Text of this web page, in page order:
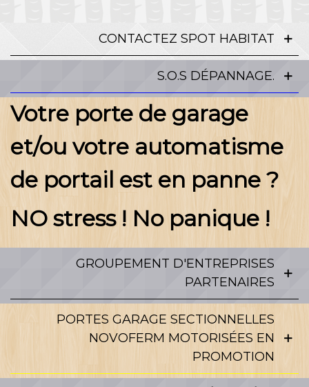
CONTACTEZ SPOT HABITAT
S.O.S DÉPANNAGE.
Votre porte de garage
et/ou votre automatisme
de portail est en panne ?
NO stress ! No panique !
GROUPEMENT D'ENTREPRISES
PARTENAIRES
PORTES GARAGE SECTIONNELLES
NOVOFERM MOTORISÉES EN
PROMOTION